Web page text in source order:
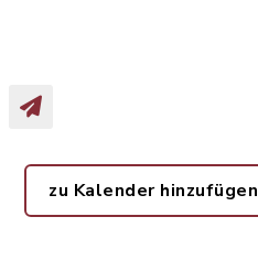
zu Kalender hinzufügen